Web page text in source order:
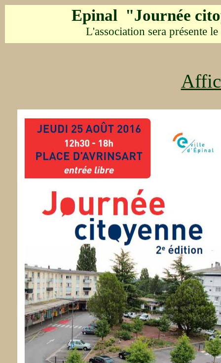
Epinal "Journée
L'association sera présente